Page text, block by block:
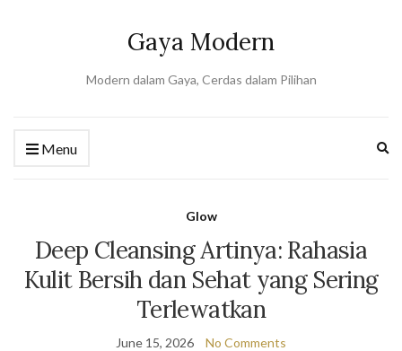
Gaya Modern
Modern dalam Gaya, Cerdas dalam Pilihan
Menu
Glow
Deep Cleansing Artinya: Rahasia
Kulit Bersih dan Sehat yang Sering
Terlewatkan
June 15, 2026 No Comments